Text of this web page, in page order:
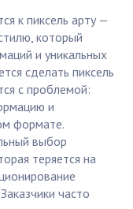
к пиксель арту —
который
и уникальных
сделать пиксель
с проблемой:
и
формате.
выбор
теряется на
часто